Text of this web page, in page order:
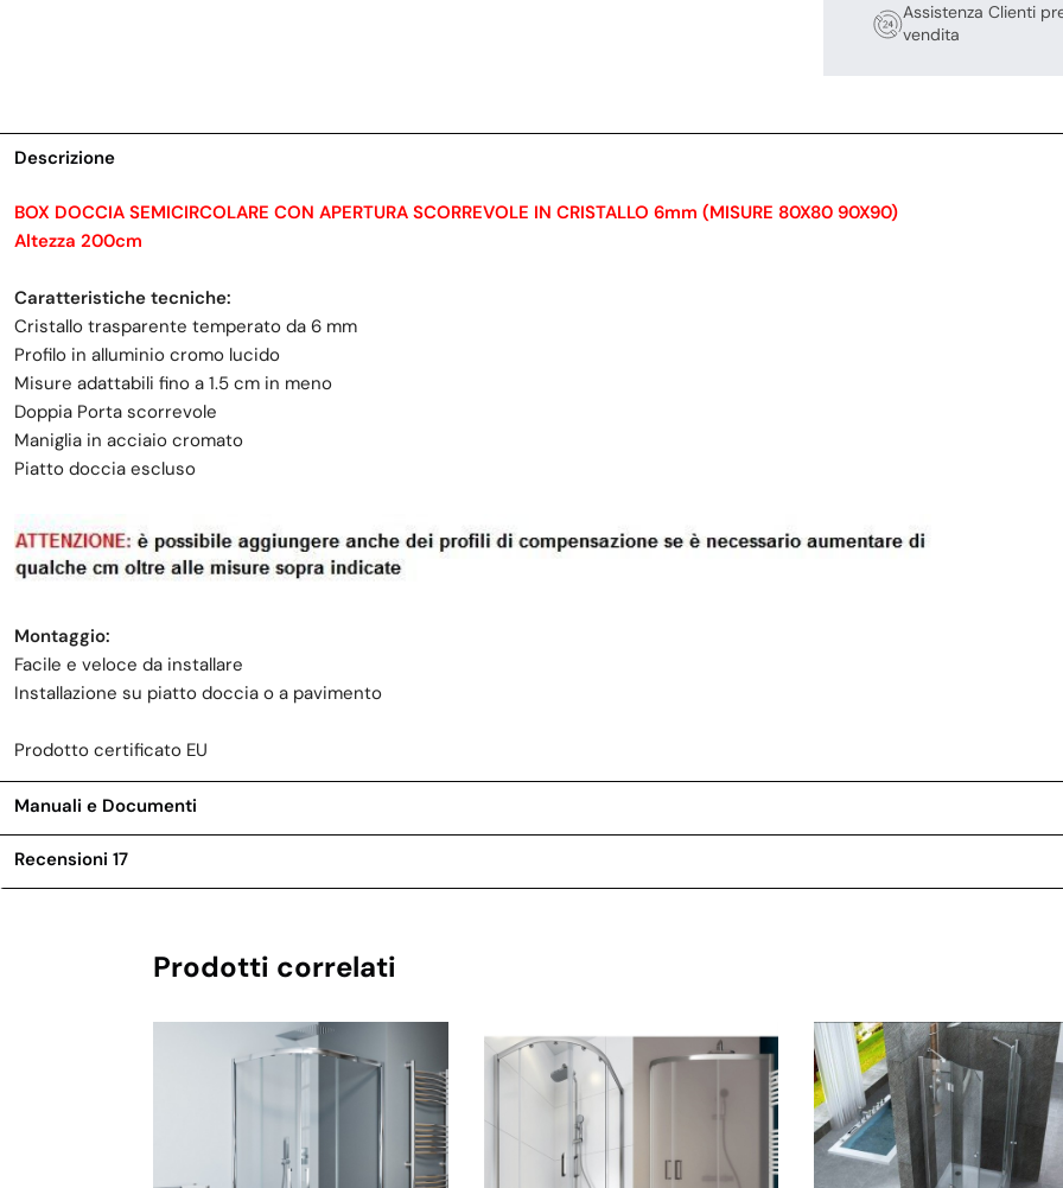
Assistenza Clienti
vendita
Descrizione
BOX DOCCIA SEMICIRCOLARE CON APERTURA SCORREVOLE IN CRISTALLO 6mm (MISURE 80X80 90X90)
Altezza 200cm
Caratteristiche tecniche:
Cristallo trasparente temperato da 6 mm
Profilo in alluminio cromo lucido
Misure adattabili fino a 1.5 cm in meno
Doppia Porta scorrevole
Maniglia in acciaio cromato
Piatto doccia escluso
Montaggio:
Facile e veloce da installare
Installazione su piatto doccia o a pavimento
Prodotto certificato EU
Manuali e Documenti
Recensioni 17
Prodotti correlati